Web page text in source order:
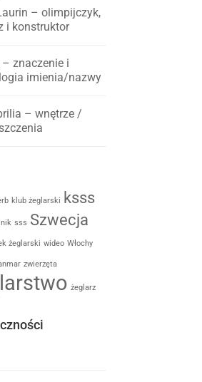
– olimpijczyk,
i konstruktor
znaczenie i
imienia/nazwy
– wnętrze /
klub żeglarski ksss
sss Szwecja
żeglarski wideo Włochy
zwierzęta
żeglarz